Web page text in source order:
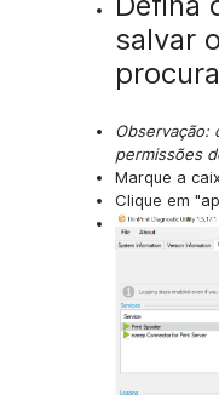
salvar
Observação:
permissões
Marque a
Clique em